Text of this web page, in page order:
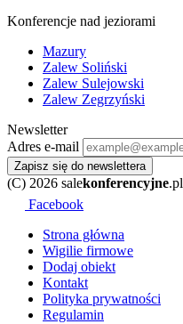
Konferencje nad jeziorami
Mazury
Zalew Soliński
Zalew Sulejowski
Zalew Zegrzyński
Newsletter
Adres e-mail
Zapisz się do newslettera
(C) 2026 salekonferencyjne.pl
Facebook
Strona główna
Wigilie firmowe
Dodaj obiekt
Kontakt
Polityka prywatności
Regulamin